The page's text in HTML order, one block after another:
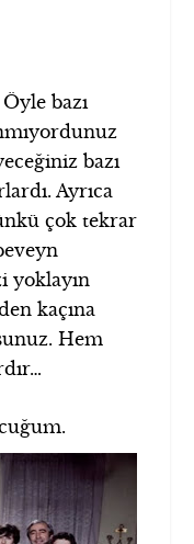
bazı
bazı
Ayrıca
çok tekrar
yoklayın
kaçına
Hem